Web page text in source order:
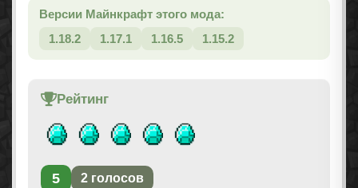
Версии Майнкрафт этого мода:
1.18.2
1.17.1 1.16.5 1.15.2
Рейтинг
5 2 голосов